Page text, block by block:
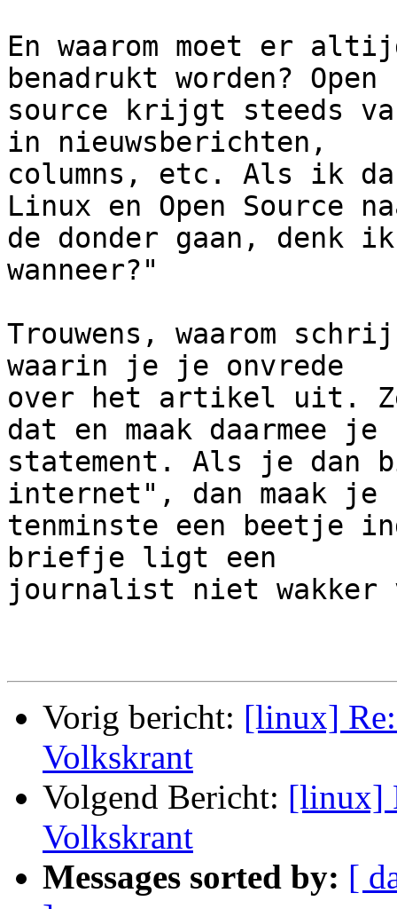
En waarom moet er
benadrukt worden? Open
source krijgt steeds
in nieuwsberichten,
columns, etc. Als ik
Linux en Open Source
de donder gaan, denk
wanneer?"
Trouwens, waarom
waarin je je onvrede
over het artikel uit.
dat en maak daarmee je
statement. Als je
internet", dan maak je
tenminste een beetje
briefje ligt een
journalist niet wakker
Vorig bericht: [linux]
Volkskrant
Volgend Bericht: [linux]
Volkskrant
Messages sorted by: [